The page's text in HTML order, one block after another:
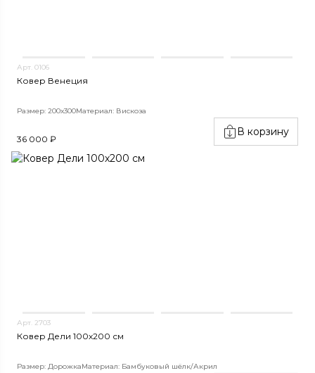
Арт. 0106
Ковер Венеция
Размер: 200х300Материал: Вискоза
36 000 ₽
В корзину
Арт. 2703
Ковер Дели 100х200 см
Размер: ДорожкаМатериал: Бамбуковый шёлк/Акрил